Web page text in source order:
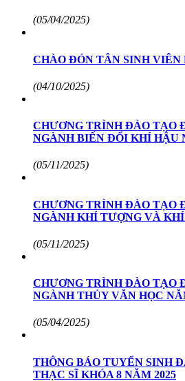
(05/04/2025)
CHÀO ĐÓN TÂN SINH VIÊN
(04/10/2025)
CHƯƠNG TRÌNH ĐÀO TẠO
NGÀNH BIẾN ĐỔI KHÍ HẬU
(05/11/2025)
CHƯƠNG TRÌNH ĐÀO TẠO
NGÀNH KHÍ TƯỢNG VÀ
(05/11/2025)
CHƯƠNG TRÌNH ĐÀO TẠO
NGÀNH THỦY VĂN HỌC
(05/04/2025)
THÔNG BÁO TUYỂN SINH
THẠC SĨ KHÓA 8 NĂM 2025